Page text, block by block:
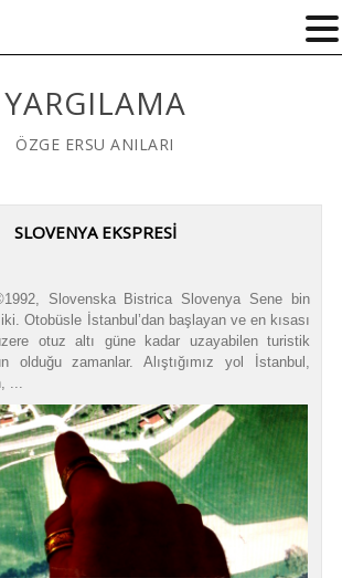
YARGILAMA
ÖZGE ERSU ANILARI
SLOVENYA EKSPRESI
Slovenska Bistrica Slovenya Sene bin
Otobüsle İstanbul’dan başlayan ve en kısası
otuz altı güne kadar uzayabilen turistik
olduğu zamanlar. Alıştığımız yol İstanbul,
...